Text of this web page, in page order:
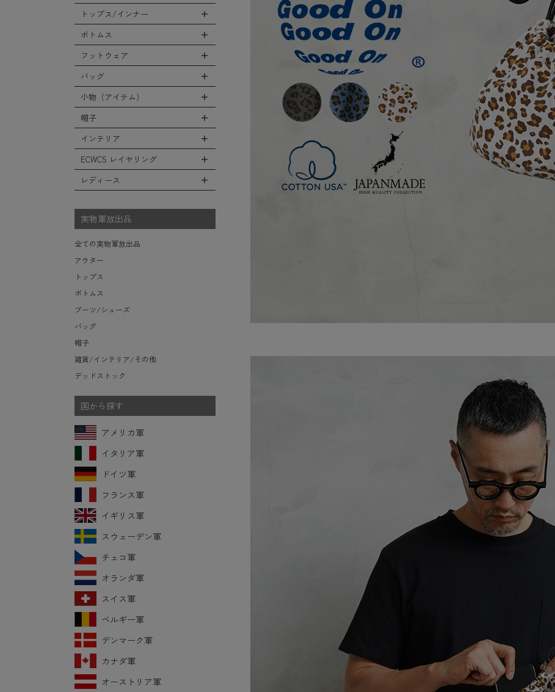
全てのジャケット・コート
LEVEL7
フライトジャケット
M-65ジャケット
タンカースジャケット
コート
フリースジャケット
レザーアウター
ジャケットライナー
モッズコート
トップス/インナー
全てのトップス/インナー
Tシャツ
シャツ
スウェット/パーカー
セーター/カーディガン
ベスト
タンクトップ
ボトムス
全てのボトムス
カーゴパンツ
デニムパンツ
チノ，ワークパンツ
ファティーグパンツ
ナイロンパンツ
スウェットパンツ
ショートパンツ
アンダー（下着）
フットウェア
全てのフットウェア
ブーツ
シューズ・スニーカー
サンダル
レインシューズ・ブーツ
ソックス/靴下
バッグ
全てのバッグ
リュックサック
ショルダーバッグ
ヘルメットバッグ
トートバッグ
ダッフルバッグ
ボストンバッグ
ポーチ/ケース/etc
スーツケース/キャリーバッグ
ビジネスバッグ
小物（アイテム）
全ての小物（アイテム）
グローブ（手袋）
防寒物（ネックウォーマーetc）
傘/ポンチョ
ミリタリーウォッチ
サングラス・ゴーグル
帽子
全ての帽子
キャップ
ハット
ニット帽（ビーニー）
ベレー帽
ハンチング
キャスケット
その他
インテリア
全てのインテリア
デスク、椅子、家具
ボックス/ガソリン缶/etc
生地・テントシェル
ECWCS レイヤリング
全てのECWCS
ミッドベースレイヤー Level.2
ウィンドレイヤー Level.4
ソフトシェルレイヤー Level.5
ハードシェルレイヤー Level.6
アウターレイヤー Level.7
レディース
実物軍放出品
全ての実物軍放出品
アウター
トップス
ボトムス
ブーツ/シューズ
バッグ
帽子
雑貨/インテリア/その他
デッドストック
国から探す
アメリカ軍
イタリア軍
ドイツ軍
フランス軍
イギリス軍
スウェーデン軍
チェコ軍
オランダ軍
スイス軍
ベルギー軍
デンマーク軍
カナダ軍
オーストリア軍